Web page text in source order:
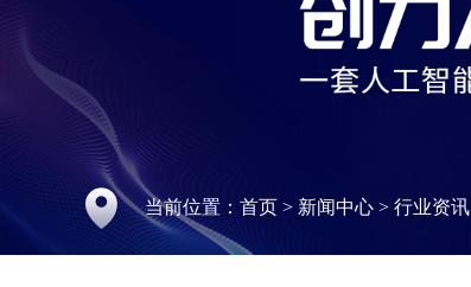
当前位置： 首页 > 新闻中心 > 行业资讯